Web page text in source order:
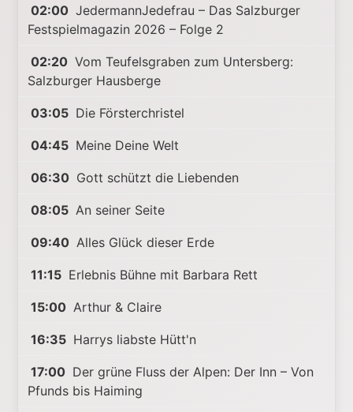
02:00 JedermannJedefrau – Das Salzburger
Festspielmagazin 2026 – Folge 2
02:20 Vom Teufelsgraben zum Untersberg:
Salzburger Hausberge
03:05 Die Försterchristel
04:45 Meine Deine Welt
06:30 Gott schützt die Liebenden
08:05 An seiner Seite
09:40 Alles Glück dieser Erde
11:15 Erlebnis Bühne mit Barbara Rett
15:00 Arthur & Claire
16:35 Harrys liabste Hütt'n
17:00 Der grüne Fluss der Alpen: Der Inn – Von
Pfunds bis Haiming